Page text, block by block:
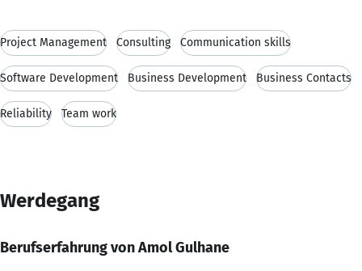
Project Management Consulting Communication skills
Software Development Business Development Business Contacts
Reliability Team work
Werdegang
Berufserfahrung von Amol Gulhane